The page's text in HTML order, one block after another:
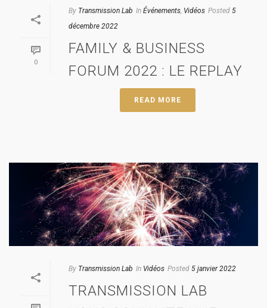
0
By Transmission Lab In Événements Vidéos Posted 5
décembre 2022
FAMILY & BUSINESS
FORUM 2022 : LE REPLAY
READ MORE
By Transmission Lab In Vidéos Posted 5 janvier 2022
TRANSMISSION LAB